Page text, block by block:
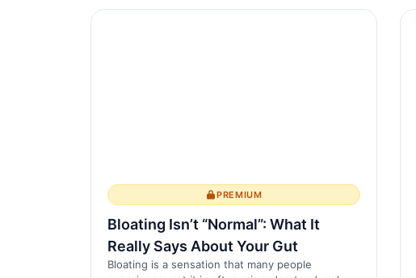
PREMIUM
Bloating Isn’t “Normal”: What It
Really Says About Your Gut
Bloating is a sensation that many people